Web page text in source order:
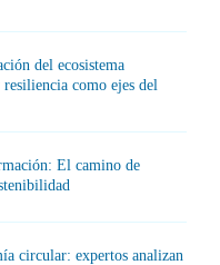
del ecosistema
como ejes del
El camino de
circular: expertos analizan